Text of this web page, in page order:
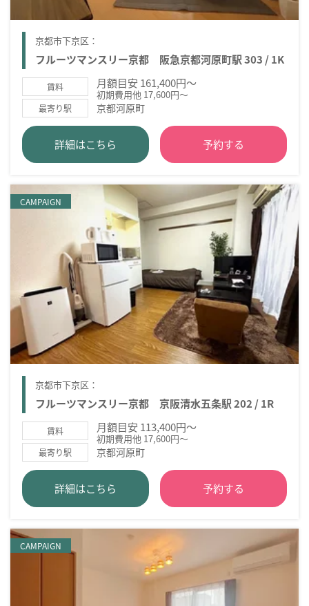
京都市下京区：
フルーツマンスリー京都 阪急京都河原町駅 303 / 1K
賃料 月額目安 161,400円～
初期費用他 17,600円～
最寄り駅 京都河原町
詳細はこちら 予約する
CAMPAIGN
京都市下京区：
フルーツマンスリー京都 京阪清水五条駅 202 / 1R
賃料 月額目安 113,400円～
初期費用他 17,600円～
最寄り駅 京都河原町
詳細はこちら 予約する
CAMPAIGN